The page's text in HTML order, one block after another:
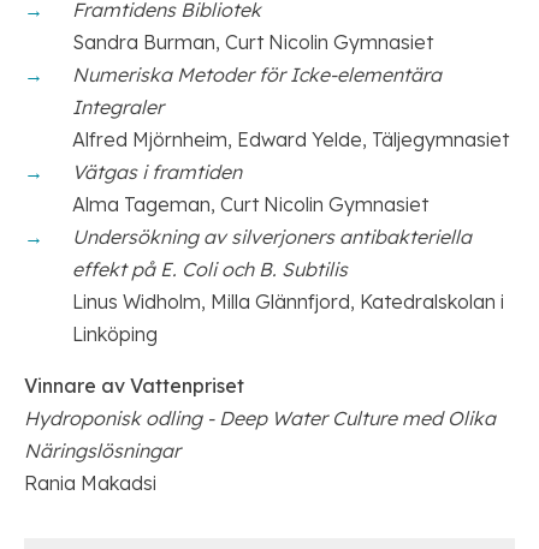
Framtidens Bibliotek
Sandra Burman, Curt Nicolin Gymnasiet
Numeriska Metoder för Icke-elementära
Integraler
Alfred Mjörnheim, Edward Yelde, Täljegymnasiet
Vätgas i framtiden
Alma Tageman, Curt Nicolin Gymnasiet
Undersökning av silverjoners antibakteriella
effekt på E. Coli och B. Subtilis
Linus Widholm, Milla Glännfjord, Katedralskolan i
Linköping
Vinnare av Vattenpriset
Hydroponisk odling - Deep Water Culture med Olika
Näringslösningar
Rania Makadsi